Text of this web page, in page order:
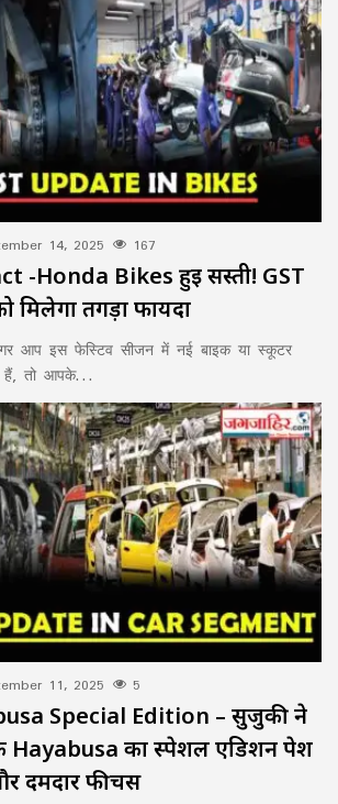
14, 2025 167
-Honda Bikes हुई सस्ती! GST
मिलेगा तगड़ा फायदा
आप इस फेस्टिव सीजन में नई बाइक या स्कूटर
हैं, तो आपके…
11, 2025 5
Special Edition – सुजुकी ने
Hayabusa का स्पेशल एडिशन पेश
दमदार फीचर्स